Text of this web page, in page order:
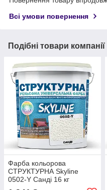
Всі умови повернення
Подібні товари компанії
Фарба кольорова
СТРУКТУРНА Skyline
0502-Y Санді 16 кг